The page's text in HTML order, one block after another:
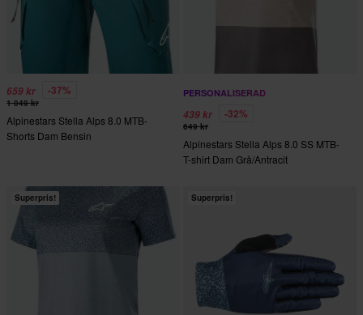
659 kr -37%
1 049 kr
Alpinestars Stella Alps 8.0 MTB-
Shorts Dam Bensin
PERSONALISERAD
439 kr -32%
649 kr
Alpinestars Stella Alps 8.0 SS MTB-
T-shirt Dam Grå/Antracit
Superpris! Superpris!